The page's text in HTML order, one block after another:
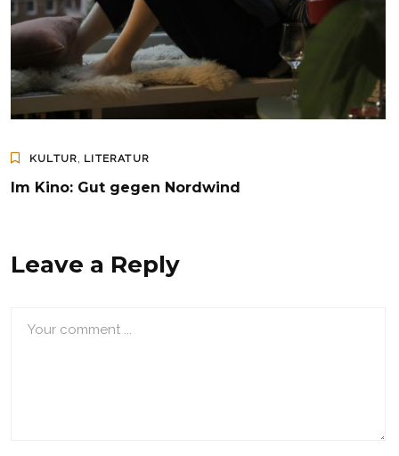
KULTUR, LITERATUR
Im Kino: Gut gegen Nordwind
Leave a Reply